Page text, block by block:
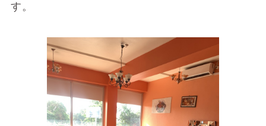
す。